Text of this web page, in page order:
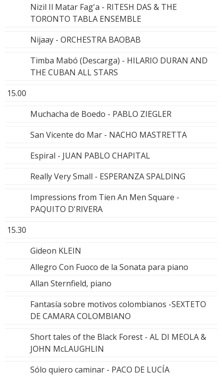
Nizil Il Matar Fag'a - RITESH DAS & THE
TORONTO TABLA ENSEMBLE
Nijaay - ORCHESTRA BAOBAB
Timba Mabó (Descarga) - HILARIO DURAN AND
THE CUBAN ALL STARS
15.00
Muchacha de Boedo - PABLO ZIEGLER
San Vicente do Mar - NACHO MASTRETTA
Espiral - JUAN PABLO CHAPITAL
Really Very Small - ESPERANZA SPALDING
Impressions from Tien An Men Square -
PAQUITO D'RIVERA
15.30
Gideon KLEIN
Allegro Con Fuoco de la Sonata para piano
Allan Sternfield, piano
Fantasía sobre motivos colombianos -SEXTETO
DE CAMARA COLOMBIANO
Short tales of the Black Forest - AL DI MEOLA &
JOHN McLAUGHLIN
Sólo quiero caminar - PACO DE LUCÍA